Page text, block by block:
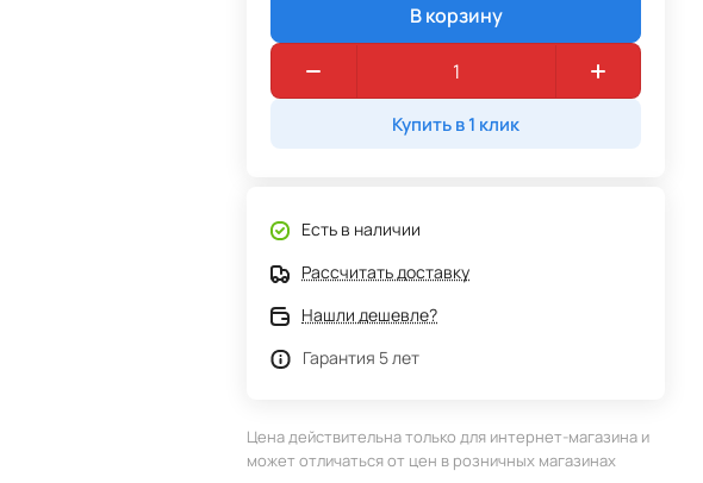
В корзину
Купить в 1 клик
Есть в наличии
Рассчитать доставку
Нашли дешевле?
Гарантия 5 лет
Цена действительна только для интернет-магазина и
может отличаться от цен в розничных магазинах